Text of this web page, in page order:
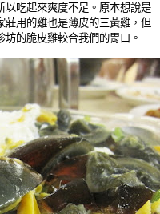
以吃起來爽度不足。原本想說是
用的雞也是薄皮的三黃雞，但
的脆皮雞較合我們的胃口。